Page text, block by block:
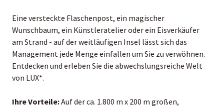
Eine versteckte Flaschenpost, ein magischer
Wunschbaum, ein Künstleratelier oder ein Eisverkäufer
am Strand - auf der weitläufigen Insel lässt sich das
Management jede Menge einfallen um Sie zu verwöhnen.
Entdecken und erleben Sie die abwechslungsreiche Welt
von LUX*.
Ihre Vorteile:Auf der ca. 1.800 m x 200 m großen,